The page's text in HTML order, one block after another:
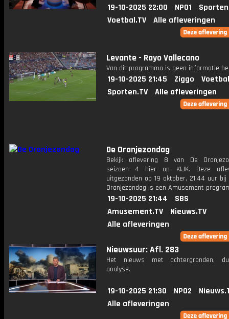
19-10-2025 22:00 NPO1
Voetbal.TV
Alle afleveringen
Levante - Rayo Vallecano
Van dit programma is geen informatie
19-10-2025 21:45 Ziggo
Sporten.TV
Alle afleveringen
De Oranjezondag
Bekijk aflevering 8 van De
seizoen 4 hier op KIJK. Deze
uitgezonden op 19 oktober, 21:44 uur bij
Oranjezondag is een Amusement
19-10-2025 21:44
SBS
Amusement.TV
Nieuws.TV
Alle afleveringen
Nieuwsuur: Afl. 283
Het nieuws met achtergronden,
analyse.
19-10-2025 21:30 NPO2
Alle afleveringen